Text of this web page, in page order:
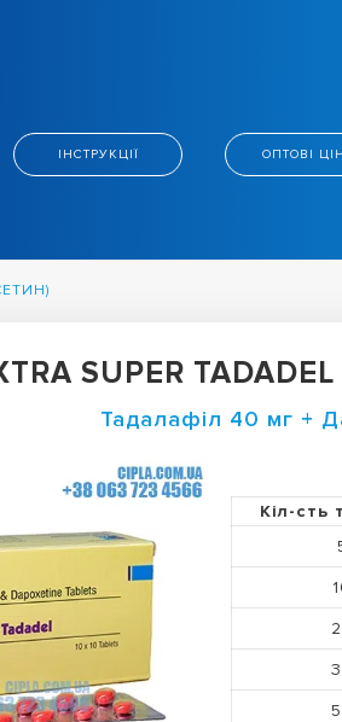
ІНСТРУКЦІЇ ОПТОВІ
SUPER
Тадалафіл 40 мг +
Кіл-сть